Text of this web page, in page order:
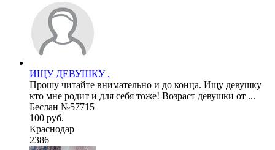
ИЩУ ДЕВУШКУ .
Прошу читайте внимательно и до конца. Ищу девушку
кто мне родит и для себя тоже! Возраст девушки от ...
Беслан №57715
100 руб.
Краснодар
2386